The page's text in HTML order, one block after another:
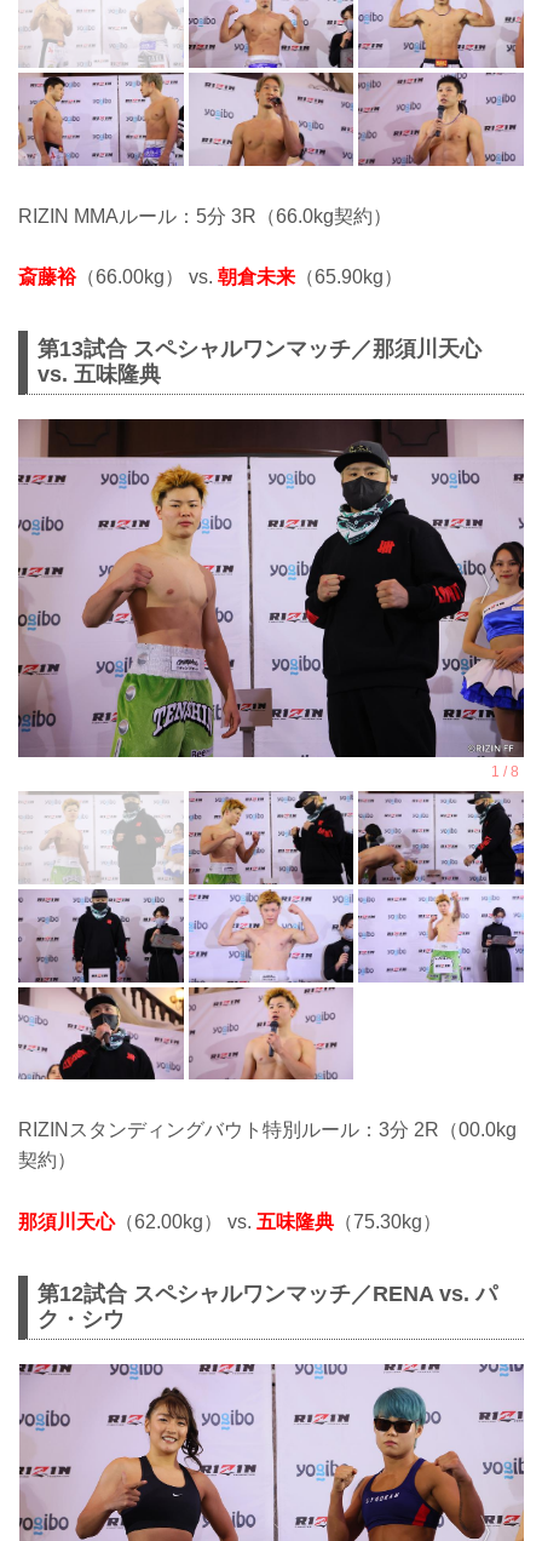
RIZIN MMAルール：5分 3R（66.0kg契約）
斎藤裕（66.00kg） vs. 朝倉未来 （65.90kg）
第13試合 スペシャルワンマッチ／那須川天心
vs. 五味隆典
RIZINスタンディングバウト特別ルール：3分 2R（00.0kg
契約）
那須川天心（62.00kg） vs. 五味隆典 （75.30kg）
第12試合 スペシャルワンマッチ／RENA vs. パ
ク・シウ